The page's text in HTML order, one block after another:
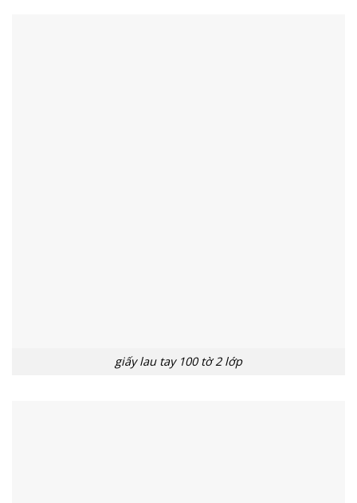
giấy lau tay 100 tờ 2 lớp